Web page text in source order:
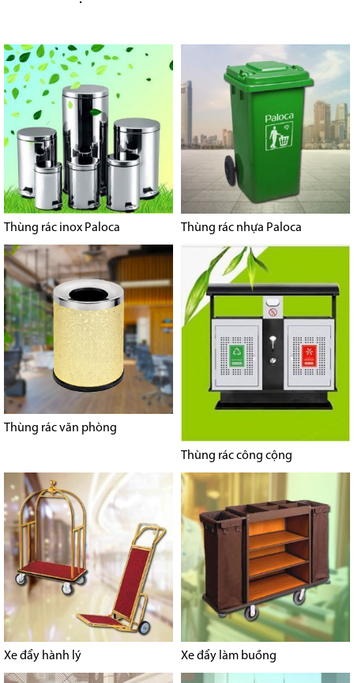
Thùng rác inox Paloca Thùng rác nhựa Paloca
Thùng rác văn phòng
Thùng rác công cộng
Xe đẩy hành lý Xe đẩy làm buồng